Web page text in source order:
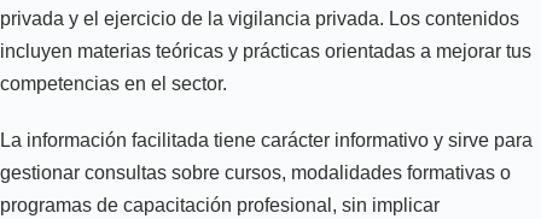
privada y el ejercicio de la vigilancia privada. Los contenidos
incluyen materias teóricas y prácticas orientadas a mejorar tus
competencias en el sector.
La información facilitada tiene carácter informativo y sirve para
gestionar consultas sobre cursos, modalidades formativas o
programas de capacitación profesional, sin implicar